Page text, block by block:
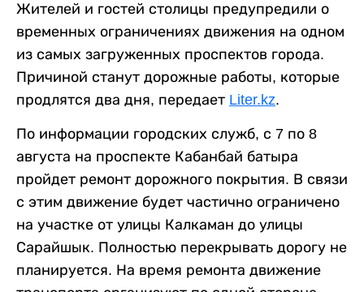
Жителей и гостей столицы предупредили о
временных ограничениях движения на одном
из самых загруженных проспектов города.
Причиной станут дорожные работы, которые
продлятся два дня, передает Liter.kz.
По информации городских служб, с 7 по 8
августа на проспекте Кабанбай батыра
пройдет ремонт дорожного покрытия. В связи
с этим движение будет частично ограничено
на участке от улицы Калкаман до улицы
Сарайшык. Полностью перекрывать дорогу не
планируется. На время ремонта движение